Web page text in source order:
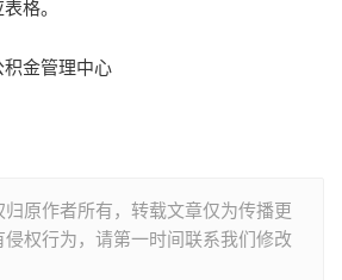
格。
金管理中心
原作者所有，转载文章仅为传播更
权行为，请第一时间联系我们修改